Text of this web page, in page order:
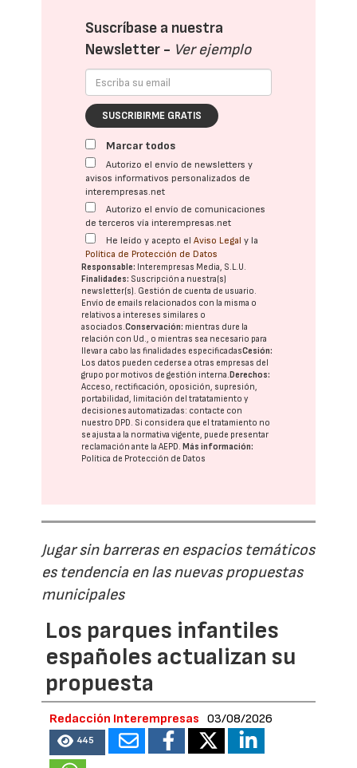
Suscríbase a nuestra
Newsletter - Ver ejemplo
SUSCRIBIRME GRATIS
Marcar todos
Autorizo el envío de newsletters y
avisos informativos personalizados de
interempresas.net
Autorizo el envío de comunicaciones
de terceros vía interempresas.net
He leído y acepto elAviso Legal y la
Política de Protección de Datos
Responsable: Interempresas Media, S.L.U.
Finalidades: Suscripción a nuestra(s)
newsletter(s). Gestión de cuenta de usuario.
Envío de emails relacionados con la misma o
relativos a intereses similares o
asociados.Conservación: mientras dure la
relación con Ud., o mientras sea necesario para
llevar a cabo las finalidades especificadasCesión:
Los datos pueden cederse a otras empresas del
grupo por motivos de gestión interna. Derechos:
Acceso, rectificación, oposición, supresión,
portabilidad, limitación del tratatamiento y
decisiones automatizadas: contacte con
nuestro DPD. Si considera que el tratamiento no
se ajusta a la normativa vigente, puede presentar
reclamación ante laAEPD. Más información:
Política de Protección de Datos
Jugar sin barreras en espacios temáticos
es tendencia en las nuevas propuestas
municipales
Los parques infantiles
españoles actualizan su
propuesta
Redacción Interempresas 03/08/2026
445